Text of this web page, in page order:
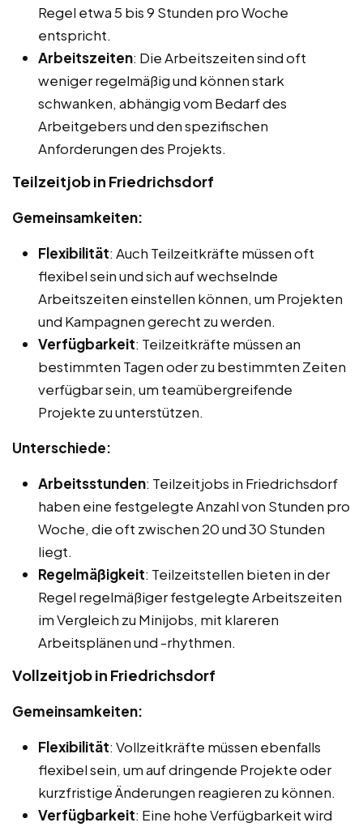
Regel etwa 5 bis 9 Stunden pro Woche
entspricht.
Arbeitszeiten: Die Arbeitszeiten sind oft
weniger regelmäßig und können stark
schwanken, abhängig vom Bedarf des
Arbeitgebers und den spezifischen
Anforderungen des Projekts.
Teilzeitjob in Friedrichsdorf
Gemeinsamkeiten:
Flexibilität: Auch Teilzeitkräfte müssen oft
flexibel sein und sich auf wechselnde
Arbeitszeiten einstellen können, um Projekten
und Kampagnen gerecht zu werden.
Verfügbarkeit: Teilzeitkräfte müssen an
bestimmten Tagen oder zu bestimmten Zeiten
verfügbar sein, um teamübergreifende
Projekte zu unterstützen.
Unterschiede:
Arbeitsstunden: Teilzeitjobs in Friedrichsdorf
haben eine festgelegte Anzahl von Stunden pro
Woche, die oft zwischen 20 und 30 Stunden
liegt.
Regelmäßigkeit: Teilzeitstellen bieten in der
Regel regelmäßiger festgelegte Arbeitszeiten
im Vergleich zu Minijobs, mit klareren
Arbeitsplänen und -rhythmen.
Vollzeitjob in Friedrichsdorf
Gemeinsamkeiten:
Flexibilität: Vollzeitkräfte müssen ebenfalls
flexibel sein, um auf dringende Projekte oder
kurzfristige Änderungen reagieren zu können.
Verfügbarkeit: Eine hohe Verfügbarkeit wird